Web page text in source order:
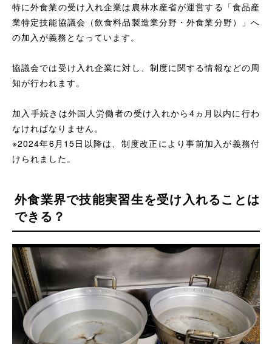
特に外食業の受け入れ企業は農林水産省が運営する「食品産
業特定技能協議会（飲食料品製造業分野・外食業分野）」へ
の加入が義務となっています。
協議会では受け入れ企業に対し、制度に関する情報などの周
知が行われます。
加入手続きは外国人労働者の受け入れから4ヵ月以内に行わ
なければなりません。
※2024年6月15日以降は、制度改正により事前加入が義務付
けられました。
外食業界で技能実習生を受け入れることは
できる？